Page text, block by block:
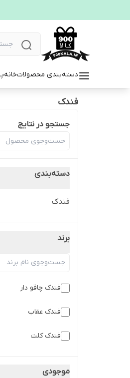
دسته‌بندی محصولاتخانه
فندک
جستجو در نتایج
دسته‌بندی
فندک
برند
فندک چاقو دار
فندک عقاب
فندک کلت
موجودی